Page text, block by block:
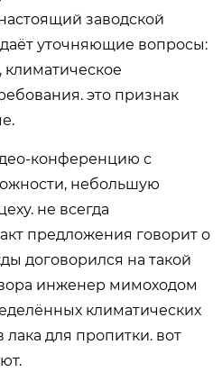
заводской
уточняющие вопросы:
климатическое
это признак
конференцию с
небольшую
не всегда
предложения говорит о
договорился на такой
инженер мимоходом
климатических
для пропитки. вот